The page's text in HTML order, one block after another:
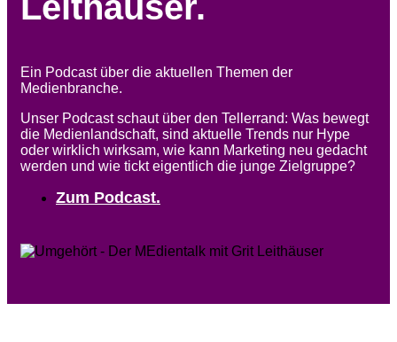
Ein Podcast über die aktuellen Themen der
Medienbranche.
Unser Podcast schaut über den Tellerrand: Was bewegt
die Medienlandschaft, sind aktuelle Trends nur Hype
oder wirklich wirksam, wie kann Marketing neu gedacht
werden und wie tickt eigentlich die junge Zielgruppe?
Zum Podcast.